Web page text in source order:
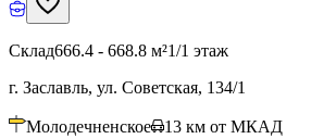
Склад666.4 - 668.8 м²1/1 этаж
г. Заславль, ул. Советская, 134/1
Молодечненское 13 км от МКАД